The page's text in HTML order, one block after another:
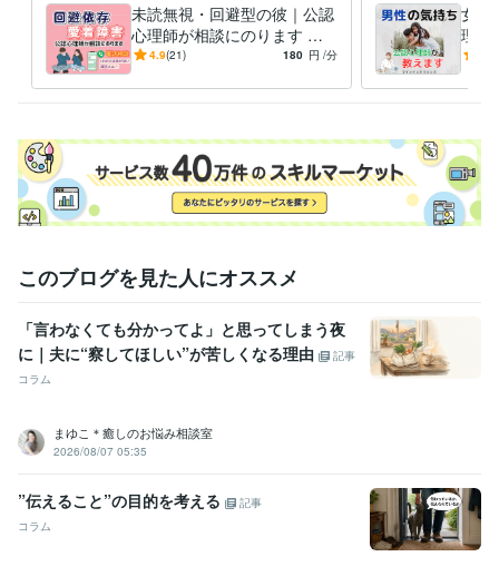
職歴
マインドレジリエンス 2020年9月 ~ 現在
公共機関・NPO法人 2011年8月 ~ 2021年8月
英文法メルマガ発行者
自己肯定感　高めるための５つのステップ 自分を変えるための教科
書
資格・検定
公認心理師 取得年 : 2020年
2級FP技能士 取得年 : 2005年
WordPress:2年Excel:25年PowerPoint:25年Word:25年
ChatGPT:1年
Canva:3年GarageBand:3年
法
HSP・HSS型HSPの方向けお悩み相談
職場の人間関係に関するお悩み相
談 １０代の子を持つ親の心理学 大人の発達障害に関するカウンセリ
ング
悩み相談
不安
未読無視・回避型の彼｜公認
心理師が相談にのります 音
信不通や既読スルー。回避依
4.9(21) 180 円 /分
女性
理を
に私
このブログを見た人にオススメ
「言わなくても分かってよ」と思ってしまう夜
に｜夫に“察してほしい”が苦しくなる理由
記事
コラム
まゆこ＊癒しのお悩み相談室
2026/08/07 05:35
”伝えること”の目的を考える
記事
コラム